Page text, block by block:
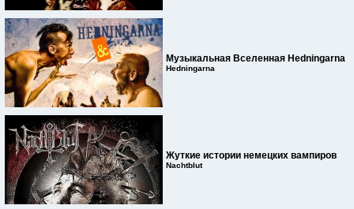
Музыкальная Вселенная Hedningarna
Hedningarna
Жуткие истории немецких вампиров
Nachtblut